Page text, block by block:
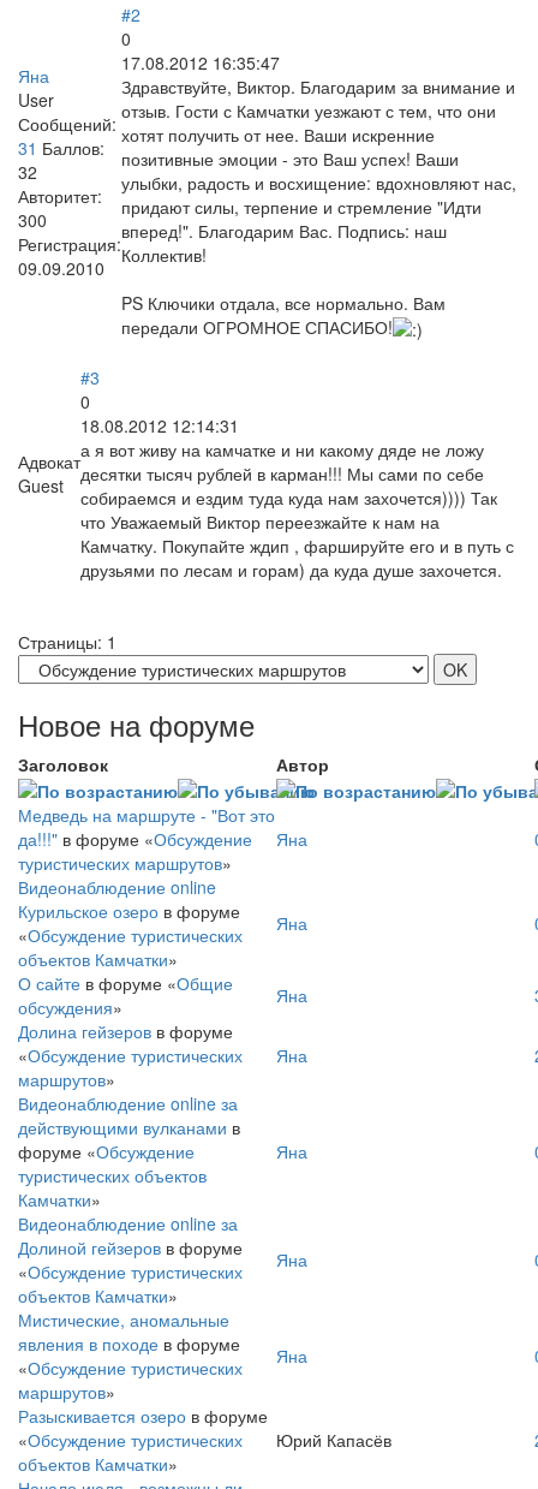
Яна
User
Сообщений:
31 Баллов:
32
Авторитет:
300
Регистрация:
09.09.2010
#2
0
17.08.2012 16:35:47
Здравствуйте, Виктор. Благодарим за внимание и
отзыв. Гости с Камчатки уезжают с тем, что они
хотят получить от нее. Ваши искренние
позитивные эмоции - это Ваш успех! Ваши
улыбки, радость и восхищение: вдохновляют нас,
придают силы, терпение и стремление "Идти
вперед!". Благодарим Вас. Подпись: наш
Коллектив!
PS Ключики отдала, все нормально. Вам
передали ОГРОМНОЕ СПАСИБО!
Адвокат
Guest
#3
0
18.08.2012 12:14:31
а я вот живу на камчатке и ни какому дяде не ложу
десятки тысяч рублей в карман!!! Мы сами по себе
собираемся и ездим туда куда нам захочется)))) Так
что Уважаемый Виктор переезжайте к нам на
Камчатку. Покупайте ждип , фаршируйте его и в путь с
друзьями по лесам и горам) да куда душе захочется.
Страницы: 1
Новое на форуме
Заголовок Автор
Медведь на маршруте - "Вот это
да!!!" в форуме «Обсуждение
туристических маршрутов»
Яна
Видеонаблюдение online
Курильское озеро в форуме
«Обсуждение туристических
объектов Камчатки»
Яна
О сайте в форуме «Общие
обсуждения» Яна
Долина гейзеров в форуме
«Обсуждение туристических
маршрутов»
Яна
Видеонаблюдение online за
действующими вулканами в
форуме «Обсуждение
туристических объектов
Камчатки»
Яна
Видеонаблюдение online за
Долиной гейзеров в форуме
«Обсуждение туристических
объектов Камчатки»
Яна
Мистические, аномальные
явления в походе в форуме
«Обсуждение туристических
маршрутов»
Яна
Разыскивается озеро в форуме
«Обсуждение туристических
объектов Камчатки»
Юрий Капасёв